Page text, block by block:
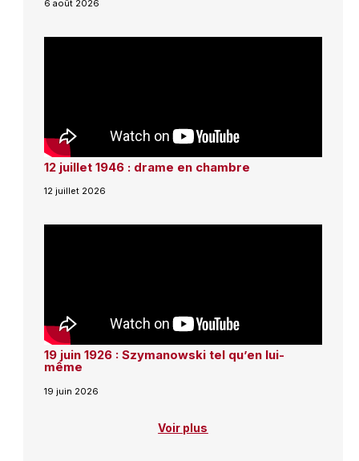
6 août 2026
12 juillet 1946 : drame en chambre
12 juillet 2026
19 juin 1926 : Szymanowski tel qu’en lui-
même
19 juin 2026
Voir plus